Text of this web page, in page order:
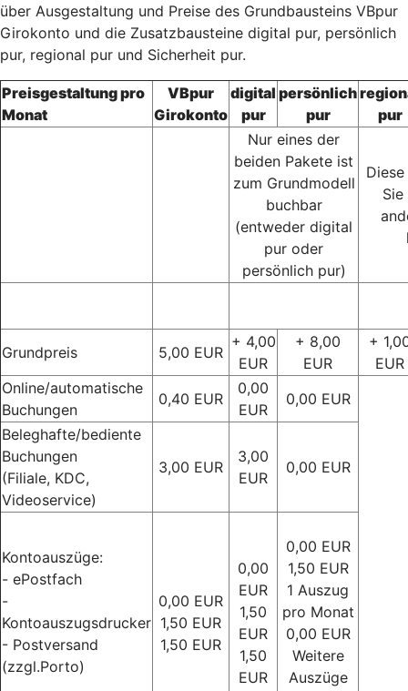
über Ausgestaltung und Preise des Grundbausteins VBpur
Girokonto und die Zusatzbausteine digital pur, persönlich
pur, regional pur und Sicherheit pur.
Preisgestaltung pro
Monat
VBpur
Girokonto
digital
pur
persönlich
pur
pur
Nur eines der
beiden Pakete ist
zum Grundmodell
buchbar
(entweder digital
pur oder
persönlich pur)
Grundpreis 5,00 EUR
+ 4,00
EUR
+ 8,00
EUR
+
EUR
Online/automatische
Buchungen
0,40 EUR
0,00
EUR
0,00 EUR
Beleghafte/bediente
Buchungen
(Filiale, KDC,
Videoservice)
3,00 EUR
3,00
EUR
0,00 EUR
Kontoauszüge:
- ePostfach
-
Kontoauszugsdrucker
- Postversand
(zzgl.Porto)
0,00 EUR
1,50 EUR
1,50 EUR
0,00
EUR
1,50
EUR
1,50
EUR
0,00 EUR
1,50 EUR
1 Auszug
pro Monat
0,00 EUR
Weitere
Auszüge